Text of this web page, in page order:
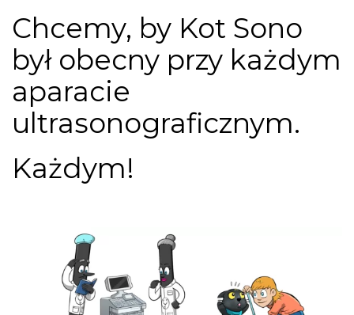
Chcemy, by Kot Sono
był obecny przy każdym
aparacie
ultrasonograficznym.
Każdym!